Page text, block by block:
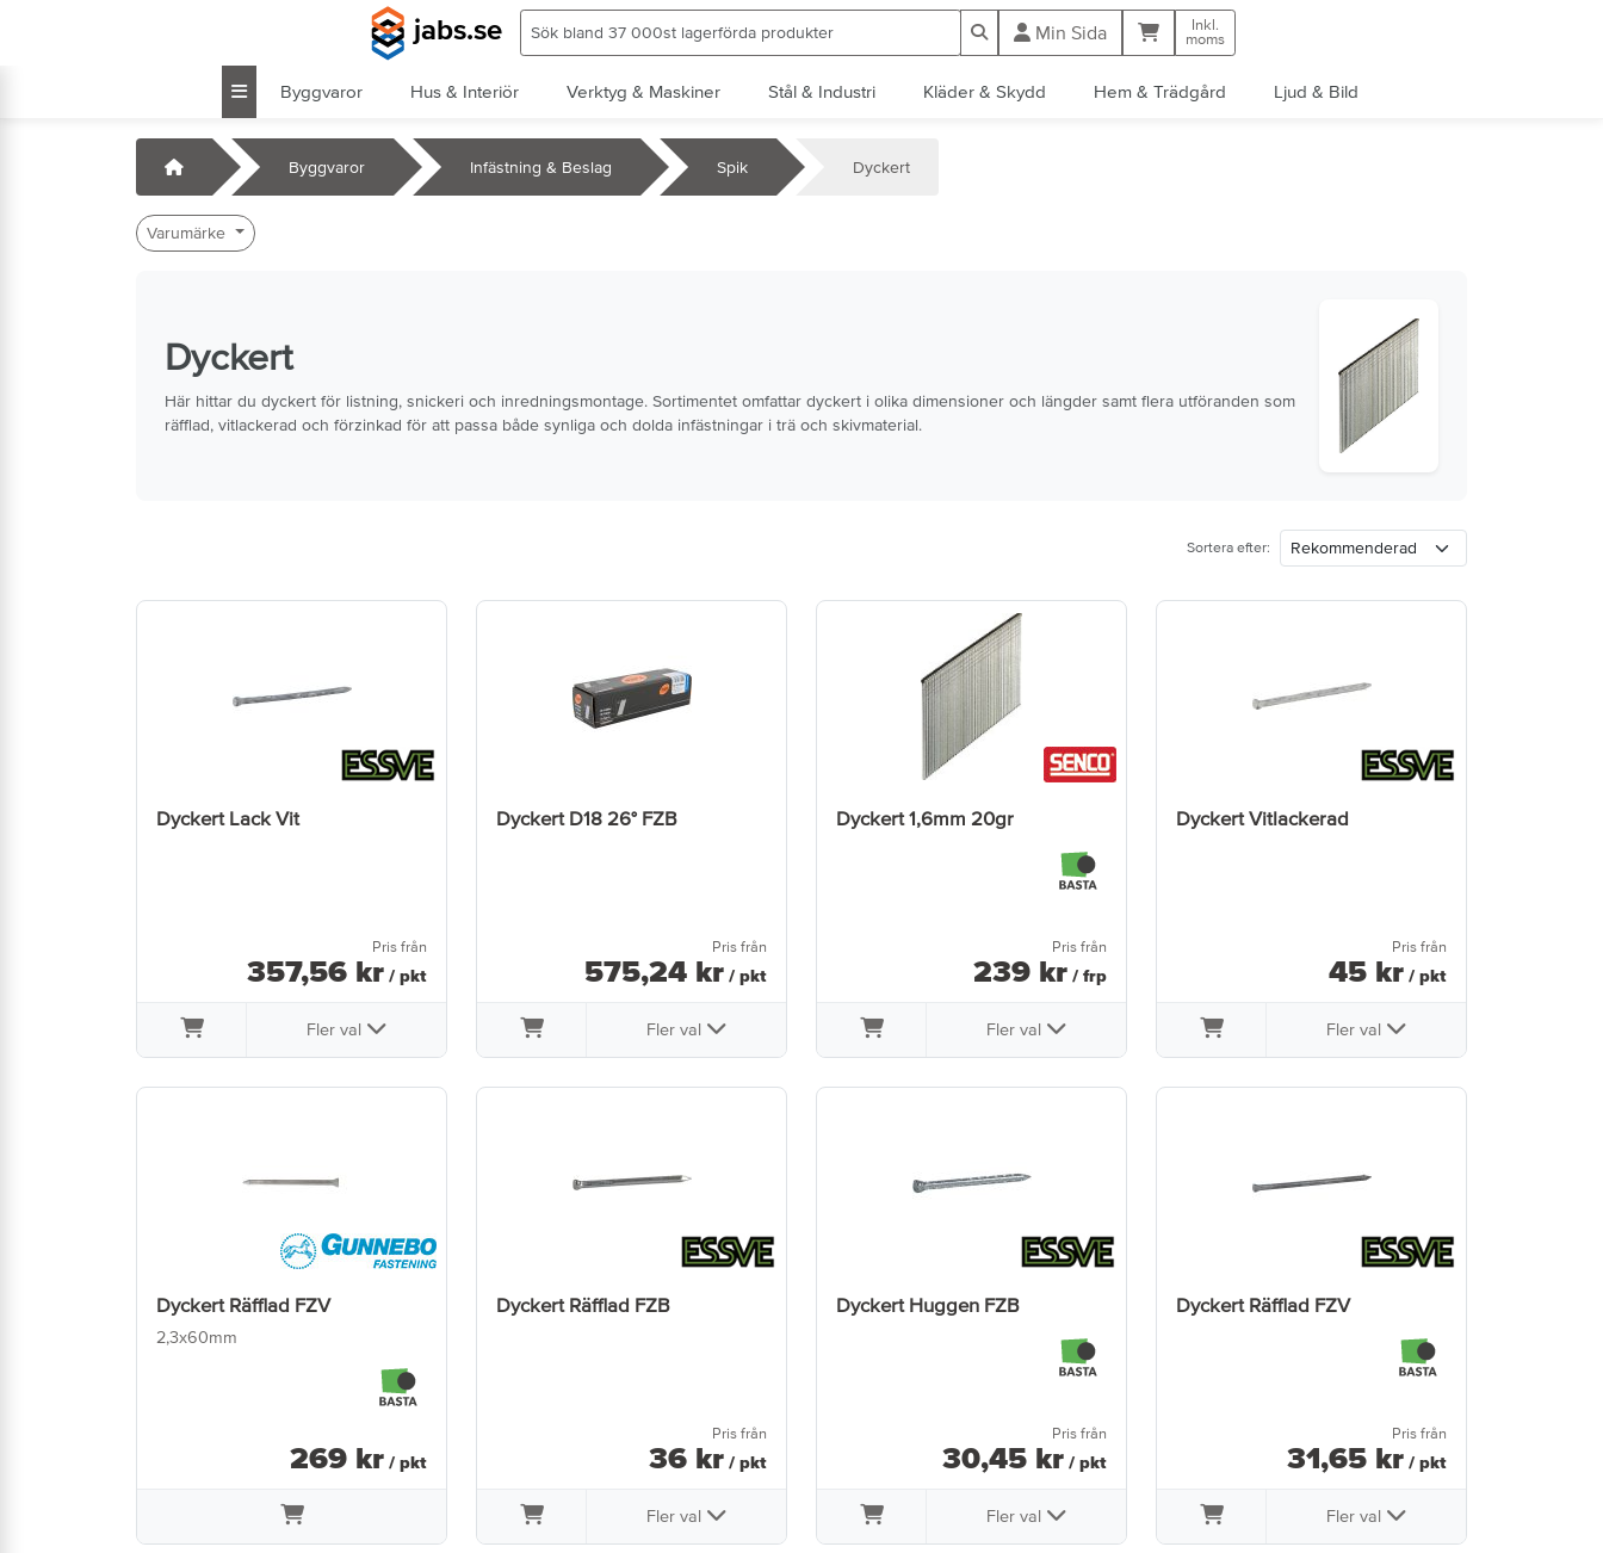
jabs.se Min Sida Kundvagn
Inkl.
moms
Byggvaror Hus & Interiör Verktyg & Maskiner Stål & Industri Kläder & Skydd Hem & Trädgård Ljud & Bild
Startsida Byggvaror Infästning & Beslag Spik Dyckert
Varumärke
Dyckert
Här hittar du dyckert för listning, snickeri och inredningsmontage. Sortimentet omfattar dyckert i olika dimensioner och längder samt flera utföranden som
räfflad, vitlackerad och förzinkad för att passa både synliga och dolda infästningar i trä och skivmaterial.
Sortera efter:
Dyckert Lack Vit
Pris från
357,56 kr / pkt
Fler val
Dyckert D18 26° FZB
Pris från
575,24 kr / pkt
Fler val
Dyckert 1,6mm 20gr
Pris från
239 kr / frp
Fler val
Dyckert Vitlackerad
Pris från
45 kr / pkt
Fler val
Dyckert Räfflad FZV
2,3x60mm
269 kr / pkt
Dyckert Räfflad FZB
Pris från
36 kr / pkt
Fler val
Dyckert Huggen FZB
Pris från
30,45 kr / pkt
Fler val
Dyckert Räfflad FZV
Pris från
31,65 kr / pkt
Fler val